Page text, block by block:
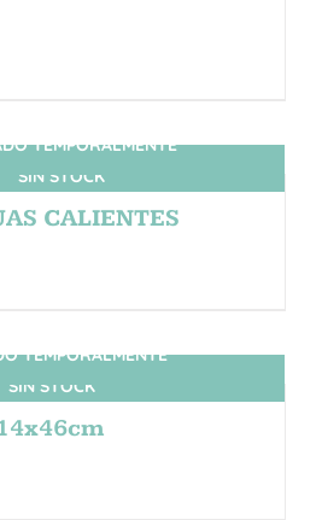
SIN STOCK
TEMPORALMENTE
CALIENTES
SIN STOCK
TEMPORALMENTE